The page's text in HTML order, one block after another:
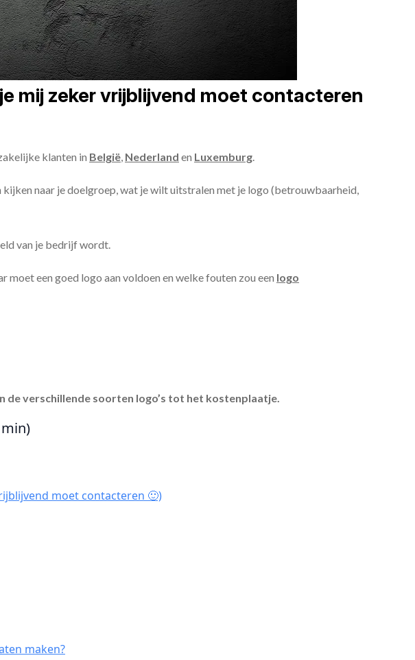
mij zeker vrijblijvend moet contacteren
klanten in België, Nederland en Luxemburg.
naar je doelgroep, wat je wilt uitstralen met je logo (betrouwbaarheid,
van je bedrijf wordt.
moet een goed logo aan voldoen en welke fouten zou een logo
de verschillende soorten logo’s tot het kostenplaatje.
moet contacteren 🙂)
maken?